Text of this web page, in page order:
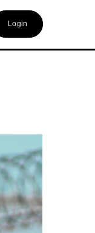
Login